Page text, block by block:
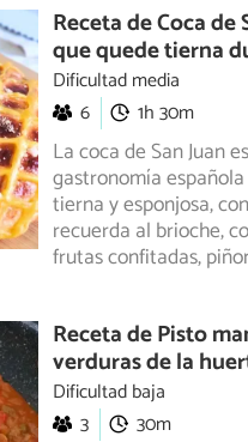
Receta de Coca
que quede tierna
Dificultad media
6
1h 30m
La coca de San Juan
gastronomía
tiernay esponjosa,
recuerda al brioche,
frutas confitadas,
Receta de Pisto
verduras de la
Dificultad baja
3
30m